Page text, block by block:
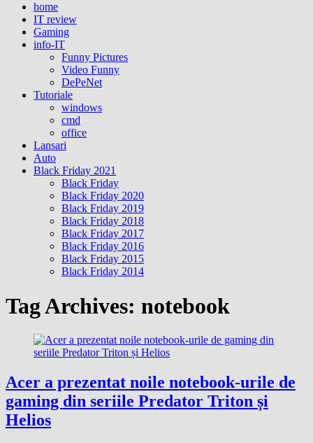
home
IT review
Gaming
info-IT
Funny Pictures
Video Funny
DePeNet
Tutoriale
windows
cmd
office
Lansari
Auto
Black Friday 2021
Black Friday
Black Friday 2020
Black Friday 2019
Black Friday 2018
Black Friday 2017
Black Friday 2016
Black Friday 2015
Black Friday 2014
Tag Archives: notebook
Acer a prezentat noile notebook-urile de
gaming din seriile Predator Triton și
Helios